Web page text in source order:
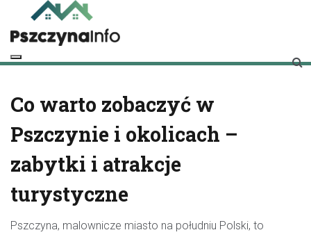
content
pszczynainfo.pl
Twoje źródło informacji o Pszczynie
Co warto zobaczyć w
Pszczynie i okolicach –
zabytki i atrakcje
turystyczne
Pszczyna, malownicze miasto na południu Polski, to